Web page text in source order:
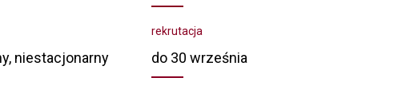
niestacjonarny
rekrutacja
do 30 września